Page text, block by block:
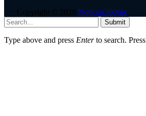
Copyright © 2026 Noticias360mx
Submit
Type above and press Enterto search. Press